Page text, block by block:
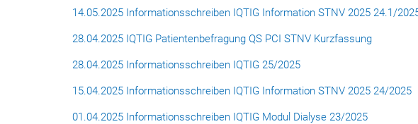
14.05.2025 Informationsschreiben IQTIG Information STNV 2025 24.1/
28.04.2025 IQTIG Patientenbefragung QS PCI STNV Kurzfassung
28.04.2025 Informationsschreiben IQTIG 25/2025
15.04.2025 Informationsschreiben IQTIG Information STNV 2025 24/2025
01.04.2025 Informationsschreiben IQTIG Modul Dialyse 23/2025